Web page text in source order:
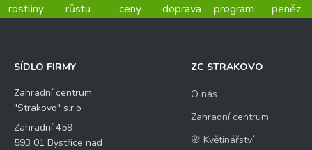
rostliny
růstu
ceny
doprava
program
peněz
SÍDLO FIRMY
Zahradní centrum
"Strakovo" s.r.o
Zahradní 459
593 01 Bystřice nad
ZC STRAKOVO
O nás
Zahradní centrum
🌸 Květinářství